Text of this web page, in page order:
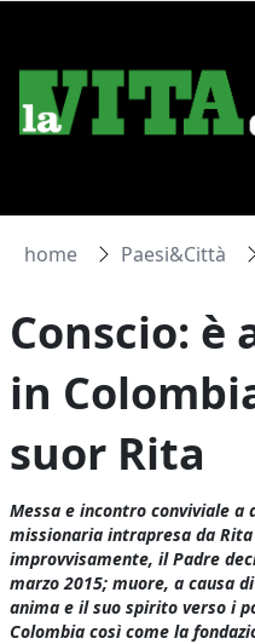
home Paesi&Città
Conscio: è
in
suor Rita
Messa e incontro conviviale a
missionaria intrapresa da
improvvisamente, il Padre
marzo 2015; muore, a causa
anima e il suo spirito verso i
Colombia così come la